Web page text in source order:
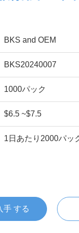
BKS and OEM
BKS20240007
1000パック
$6.5 ~$7.5
1日あたり2000パッ
手 する